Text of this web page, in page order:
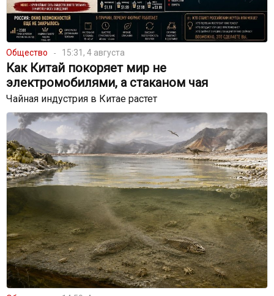
Общество 15:31, 4 августа
Как Китай покоряет мир не
электромобилями, а стаканом чая
Чайная индустрия в Китае растет